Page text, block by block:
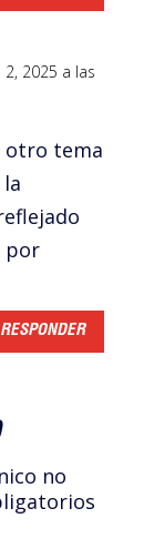
2025 a las
otro tema
por
RESPONDER
no